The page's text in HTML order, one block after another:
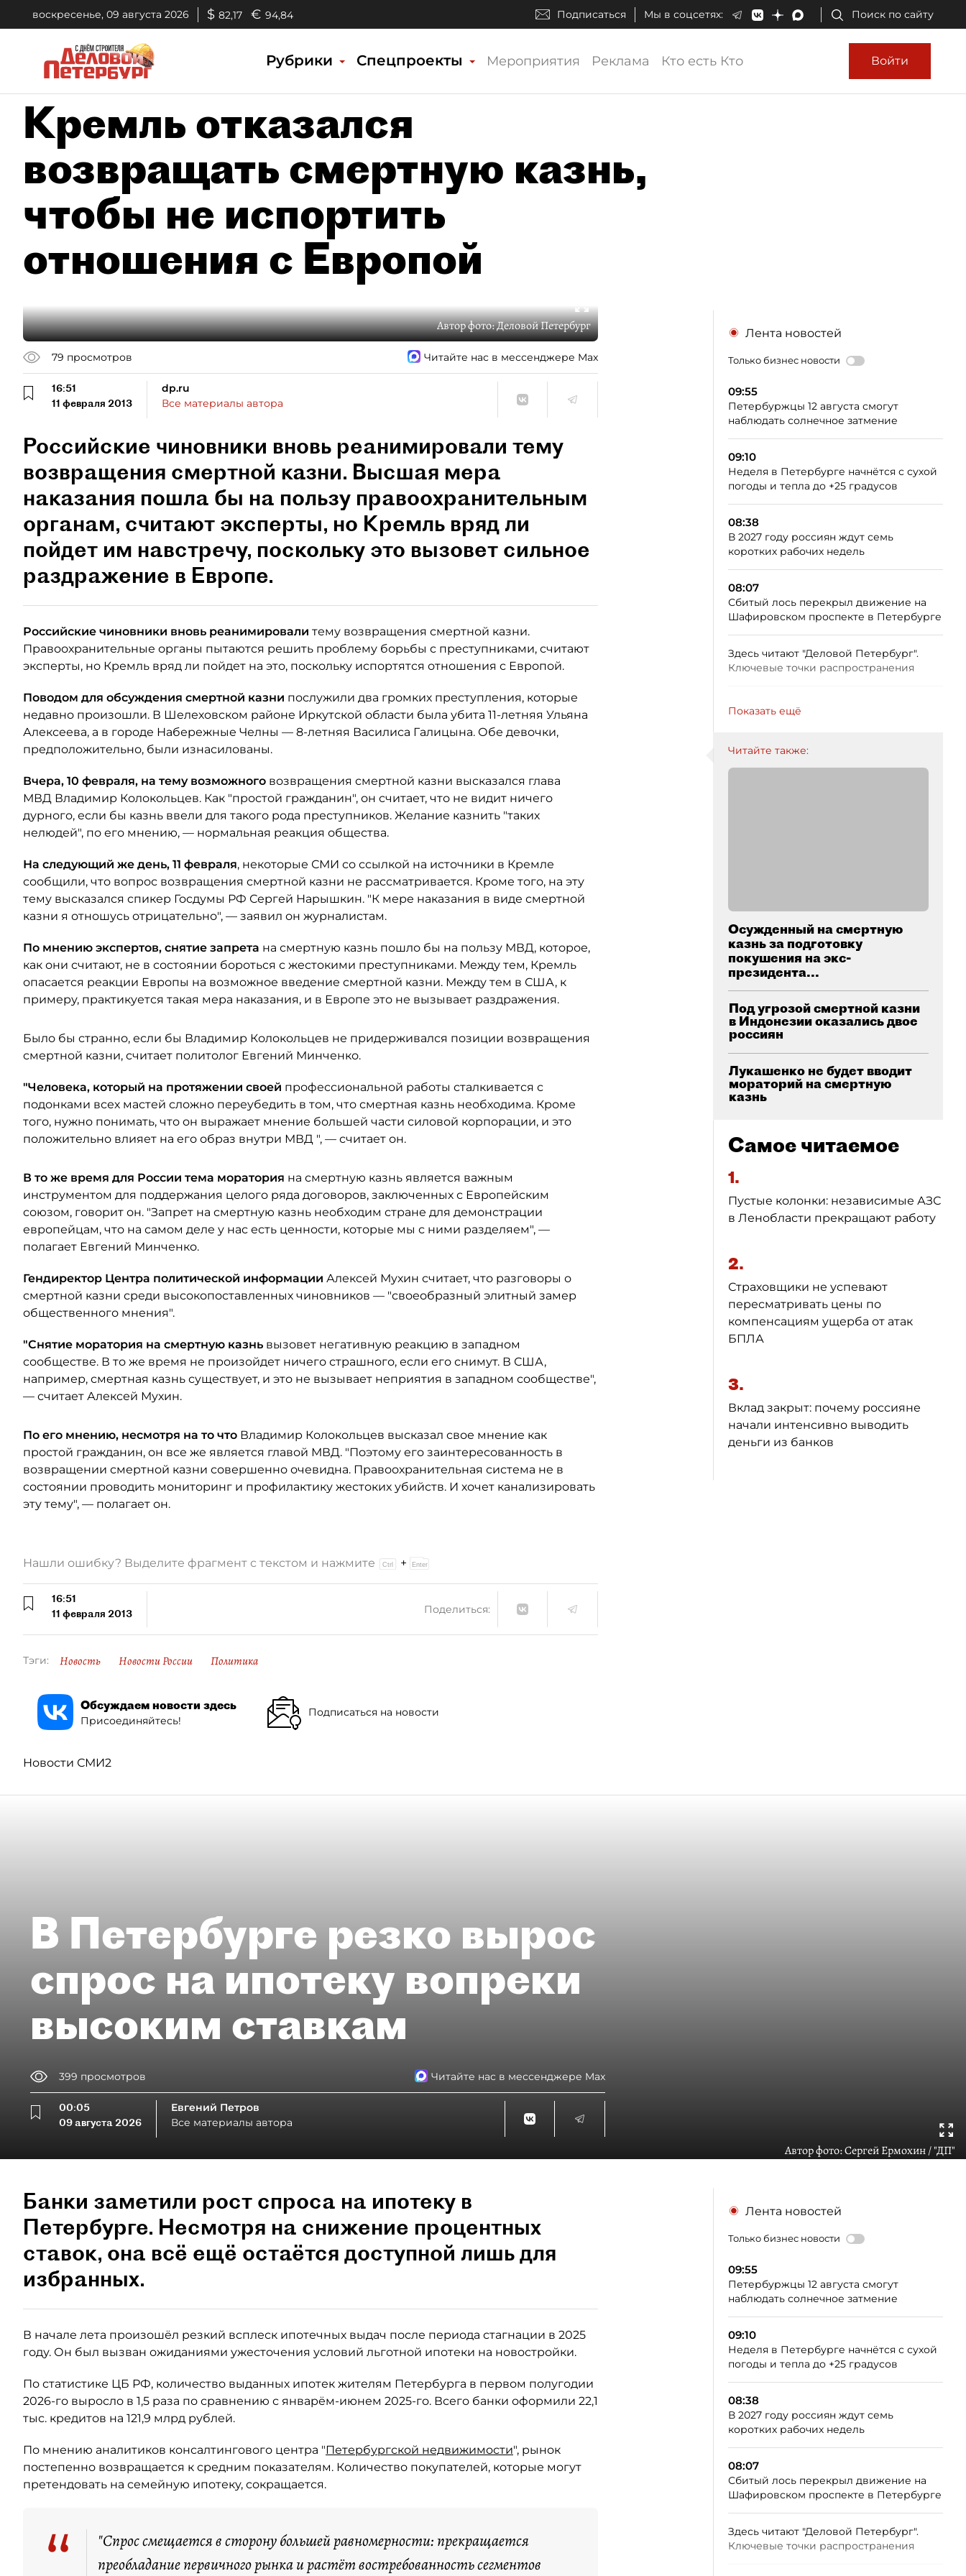
воскресенье, 09 августа 2026 $ 82,17 € 94,84 Подписаться Мы в соцсетях: Поиск по сайту
Рубрики Спецпроекты Мероприятия Реклама Кто есть Кто Войти
Кремль отказался
возвращать смертную казнь,
чтобы не испортить
отношения с Европой
Автор фото:Деловой Петербург
79 просмотров Читайте нас в мессенджере Max
16:51
11 февраля 2013
dp.ru
Все материалы автора
Российские чиновники вновь реанимировали тему
возвращения смертной казни. Высшая мера
наказания пошла бы на пользу правоохранительным
органам, считают эксперты, но Кремль вряд ли
пойдет им навстречу, поскольку это вызовет сильное
раздражение в Европе.
Российские чиновники вновь реанимировали тему возвращения смертной казни.
Правоохранительные органы пытаются решить проблему борьбы с преступниками, считают
эксперты, но Кремль вряд ли пойдет на это, поскольку испортятся отношения с Европой.
Поводом для обсуждения смертной казни послужили два громких преступления, которые
недавно произошли. В Шелеховском районе Иркутской области была убита 11-летняя Ульяна
Алексеева, а в городе Набережные Челны — 8-летняя Василиса Галицына. Обе девочки,
предположительно, были изнасилованы.
Вчера, 10 февраля, на тему возможного возвращения смертной казни высказался глава
МВД Владимир Колокольцев. Как "простой гражданин", он считает, что не видит ничего
дурного, если бы казнь ввели для такого рода преступников. Желание казнить "таких
нелюдей", по его мнению, — нормальная реакция общества.
На следующий же день, 11 февраля, некоторые СМИ со ссылкой на источники в Кремле
сообщили, что вопрос возвращения смертной казни не рассматривается. Кроме того, на эту
тему высказался спикер Госдумы РФ Сергей Нарышкин. "К мере наказания в виде смертной
казни я отношусь отрицательно", — заявил он журналистам.
По мнению экспертов, снятие запрета на смертную казнь пошло бы на пользу МВД, которое,
как они считают, не в состоянии бороться с жестокими преступниками. Между тем, Кремль
опасается реакции Европы на возможное введение смертной казни. Между тем в США, к
примеру, практикуется такая мера наказания, и в Европе это не вызывает раздражения.
Было бы странно, если бы Владимир Колокольцев не придерживался позиции возвращения
смертной казни, считает политолог Евгений Минченко.
"Человека, который на протяжении своей профессиональной работы сталкивается с
подонками всех мастей сложно переубедить в том, что смертная казнь необходима. Кроме
того, нужно понимать, что он выражает мнение большей части силовой корпорации, и это
положительно влияет на его образ внутри МВД ", — считает он.
В то же время для России тема моратория на смертную казнь является важным
инструментом для поддержания целого ряда договоров, заключенных с Европейским
союзом, говорит он. "Запрет на смертную казнь необходим стране для демонстрации
европейцам, что на самом деле у нас есть ценности, которые мы с ними разделяем", —
полагает Евгений Минченко.
Гендиректор Центра политической информации Алексей Мухин считает, что разговоры о
смертной казни среди высокопоставленных чиновников — "своеобразный элитный замер
общественного мнения".
"Снятие моратория на смертную казнь вызовет негативную реакцию в западном
сообществе. В то же время не произойдет ничего страшного, если его снимут. В США,
например, смертная казнь существует, и это не вызывает неприятия в западном сообществе",
— считает Алексей Мухин.
По его мнению, несмотря на то что Владимир Колокольцев высказал свое мнение как
простой гражданин, он все же является главой МВД. "Поэтому его заинтересованность в
возвращении смертной казни совершенно очевидна. Правоохранительная система не в
состоянии проводить мониторинг и профилактику жестоких убийств. И хочет канализировать
эту тему", — полагает он.
Лента новостей
Только бизнес новости
09:55
Петербуржцы 12 августа смогут
наблюдать солнечное затмение
09:10
Неделя в Петербурге начнётся с сухой
погоды и тепла до +25 градусов
08:38
В 2027 году россиян ждут семь
коротких рабочих недель
08:07
Сбитый лось перекрыл движение на
Шафировском проспекте в Петербурге
Здесь читают "Деловой Петербург".
Ключевые точки распространения
Показать ещё
Читайте также:
Осужденный на смертную
казнь за подготовку
покушения на экс-
президента...
Под угрозой смертной казни
в Индонезии оказались двое
россиян
Лукашенко не будет вводит
мораторий на смертную
казнь
Самое читаемое
1.
Пустые колонки: независимые АЗС
в Ленобласти прекращают работу
2.
Страховщики не успевают
пересматривать цены по
компенсациям ущерба от атак
БПЛА
3.
Вклад закрыт: почему россияне
начали интенсивно выводить
деньги из банков
Нашли ошибку? Выделите фрагмент с текстом и нажмите +
16:51
11 февраля 2013
Поделиться:
Тэги: Новость Новости России Политика
Обсуждаем новости здесь
Присоединяйтесь!
Подписаться на новости
Новости СМИ2
В Петербурге резко вырос
спрос на ипотеку вопреки
высоким ставкам
399 просмотров Читайте нас в мессенджере Max
00:05
09 августа 2026
Евгений Петров
Все материалы автора
Автор фото:Сергей Ермохин / "ДП"
Банки заметили рост спроса на ипотеку в
Петербурге. Несмотря на снижение процентных
ставок, она всё ещё остаётся доступной лишь для
избранных.
В начале лета произошёл резкий всплеск ипотечных выдач после периода стагнации в 2025
году. Он был вызван ожиданиями ужесточения условий льготной ипотеки на новостройки.
По статистике ЦБ РФ, количество выданных ипотек жителям Петербурга в первом полугодии
2026-го выросло в 1,5 раза по сравнению с январём-июнем 2025-го. Всего банки оформили 22,1
тыс. кредитов на 121,9 млрд рублей.
По мнению аналитиков консалтингового центра "Петербургской недвижимости", рынок
постепенно возвращается к средним показателям. Количество покупателей, которые могут
претендовать на семейную ипотеку, сокращается.
"Спрос смещается в сторону большей равномерности: прекращается
преобладание первичного рынка и растёт востребованность сегментов
Лента новостей
Только бизнес новости
09:55
Петербуржцы 12 августа смогут
наблюдать солнечное затмение
09:10
Неделя в Петербурге начнётся с сухой
погоды и тепла до +25 градусов
08:38
В 2027 году россиян ждут семь
коротких рабочих недель
08:07
Сбитый лось перекрыл движение на
Шафировском проспекте в Петербурге
Здесь читают "Деловой Петербург".
Ключевые точки распространения